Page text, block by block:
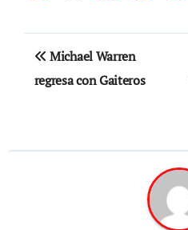
Navegación
de
Michael Warren
regresa con Gaiteros